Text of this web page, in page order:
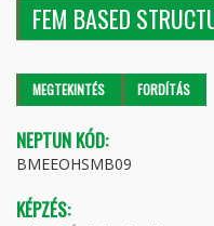
FEM BASED
Elsődleges fülek
MEGTEKINTÉS (AKTÍVFORDÍTÁS
NEPTUN KÓD:
BMEEOHSMB09
KÉPZÉS: